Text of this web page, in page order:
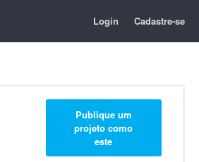
Login Cadastre-se
Publique um
projeto como
este